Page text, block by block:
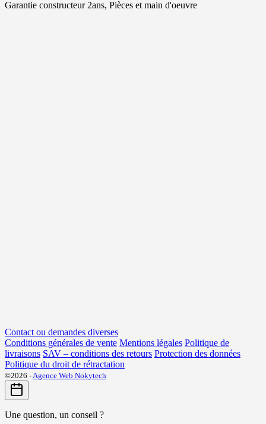
Garantie constructeur 2ans, Pièces et main d'oeuvre
Contact ou demandes diverses
Conditions générales de vente Mentions légales Politique de
livraisons SAV – conditions des retours Protection des données
Politique du droit de rétractation
©2026 -Agence Web Nokytech
Une question, un conseil ?